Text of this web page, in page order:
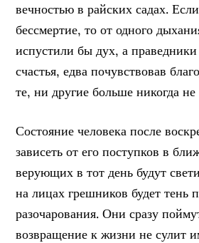
вечностью в райских садах.
бессмертие, то от одного
испустили бы дух, а
счастья, едва почувствовав
те, ни другие больше никогда не
Состояние человека после
зависеть от его поступков в
верующих в тот день будут
на лицах грешников будет тень
разочарования. Они сразу
возвращение к жизни не сулит